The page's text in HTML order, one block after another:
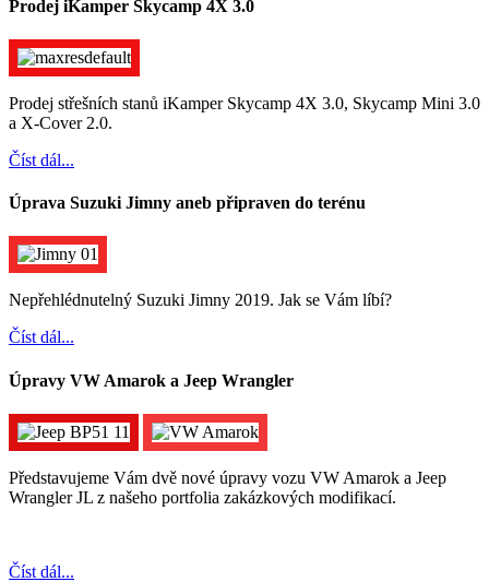
Prodej iKamper Skycamp 4X 3.0
Prodej střešních stanů iKamper Skycamp 4X 3.0, Skycamp Mini 3.0
a X-Cover 2.0.
Číst dál...
Úprava Suzuki Jimny aneb připraven do terénu
Nepřehlédnutelný Suzuki Jimny 2019. Jak se Vám líbí?
Číst dál...
Úpravy VW Amarok a Jeep Wrangler
Představujeme Vám dvě nové úpravy vozu VW Amarok a Jeep
Wrangler JL z našeho portfolia zakázkových modifikací.
Číst dál...